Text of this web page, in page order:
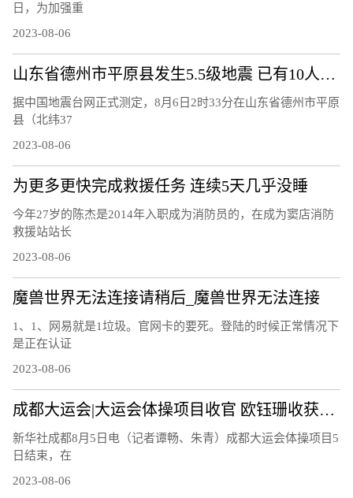
日，为加强重
2023-08-06
山东省德州市平原县发生5.5级地震 已有10人受轻微伤
据中国地震台网正式测定，8月6日2时33分在山东省德州市平原
县（北纬37
2023-08-06
为更多更快完成救援任务 连续5天几乎没睡
今年27岁的陈杰是2014年入职成为消防员的，在成为窦店消防
救援站站长
2023-08-06
魔兽世界无法连接请稍后_魔兽世界无法连接
1、1、网易就是1垃圾。官网卡的要死。登陆的时候正常情况下
是正在认证
2023-08-06
成都大运会|大运会体操项目收官 欧钰珊收获第四金
新华社成都8月5日电（记者谭畅、朱青）成都大运会体操项目5
日结束，在
2023-08-06